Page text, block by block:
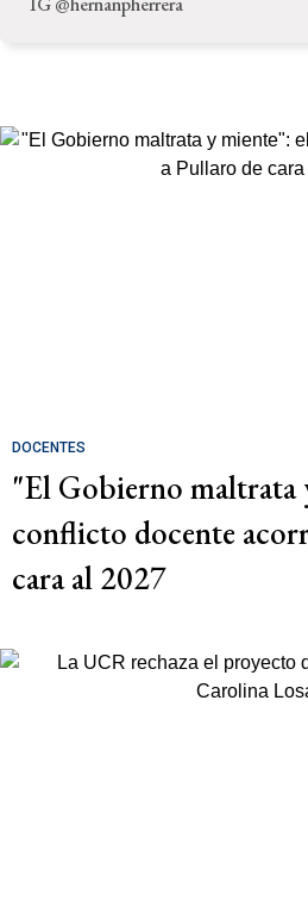
DOCENTES
"El Gobierno maltrata
conflicto docente
cara al 2027